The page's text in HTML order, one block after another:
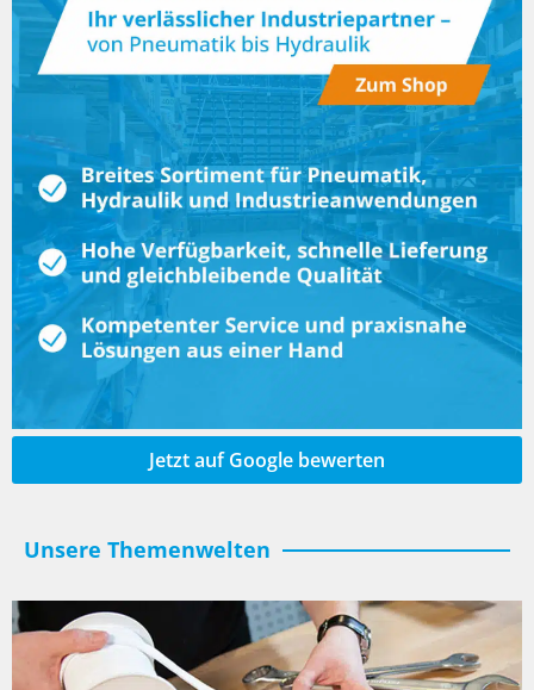
Handventile
Industriebedarf
Klappen
Klemmen
Kugelhähne
Kupplungen
Leitungsverbinder
Manometer
Rohre
Rückschlagventile
Schalldämpfer
Jetzt auf Google bewerten
Unsere Themenwelten